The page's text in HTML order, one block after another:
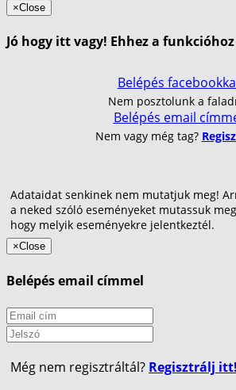
×Close
Jó hogy itt vagy! Ehhez a
Belépés
Nem posztolunk a
Belépés email
Nem vagy még tag?
Adataidat senkinek nem mutatjuk meg!
a neked szóló eseményeket mutassuk
hogy melyik eseményekre jelentkeztél.
×Close
Belépés email címmel
Még nem regisztráltál? Regisztrálj itt!